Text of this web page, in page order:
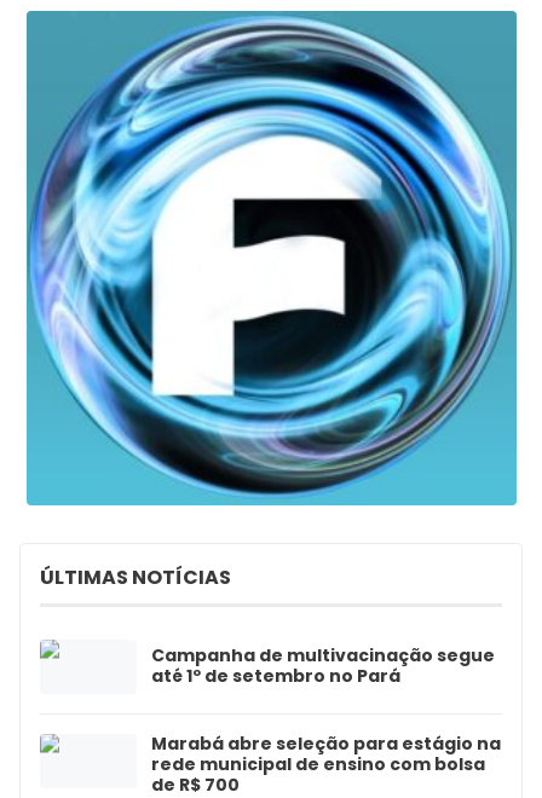
ÚLTIMAS NOTÍCIAS
Campanha de multivacinação segue
até 1º de setembro no Pará
Marabá abre seleção para estágio na
rede municipal de ensino com bolsa
de R$ 700